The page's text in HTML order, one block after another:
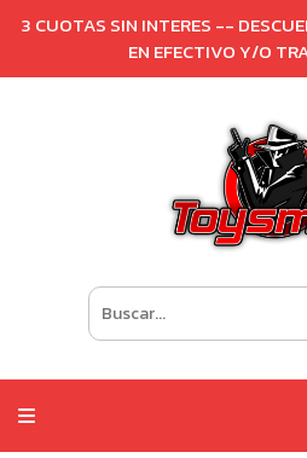
3 CUOTAS SIN INTERES --
EN EFECTIVO Y/O